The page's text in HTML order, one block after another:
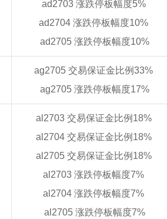
ad2703 涨跌停板幅度5%
ad2704 涨跌停板幅度10%
ad2705 涨跌停板幅度10%
ag2705 交易保证金比例33%
ag2705 涨跌停板幅度17%
al2703 交易保证金比例18%
al2704 交易保证金比例18%
al2705 交易保证金比例18%
al2703 涨跌停板幅度7%
al2704 涨跌停板幅度7%
al2705 涨跌停板幅度7%